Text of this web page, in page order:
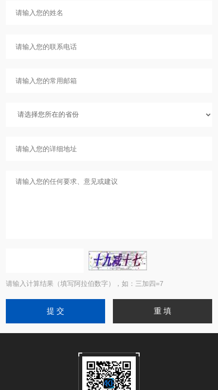
请输入计算结果（填写阿拉伯数字），如：三加四=7